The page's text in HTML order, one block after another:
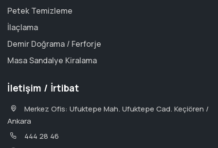
Petek Temizleme
İlaçlama
Demir Doğrama / Ferforje
Masa Sandalye Kiralama
İletişim / İrtibat
Merkez Ofis: Ufuktepe Mah. Ufuktepe Cad. Keçiören /
Ankara
444 28 46